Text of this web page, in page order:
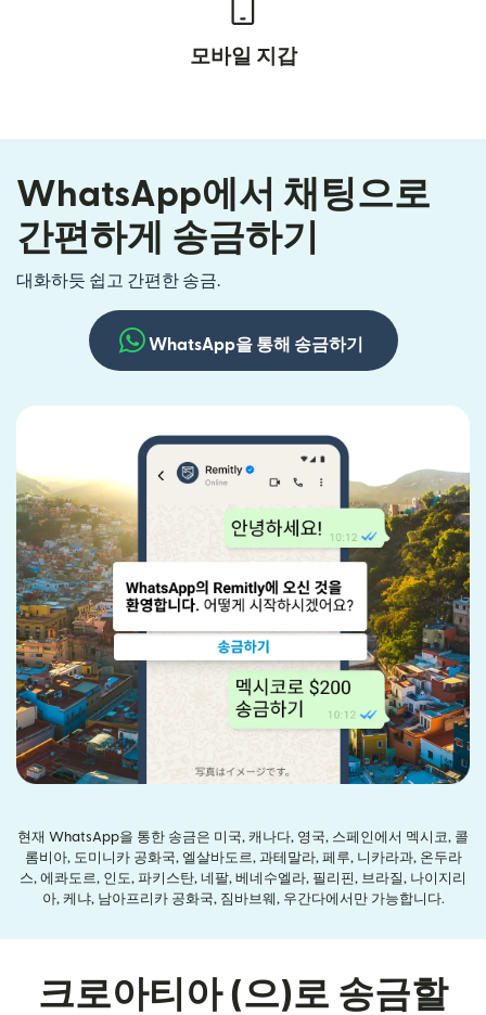
모바일 지갑
WhatsApp에서 채팅으로
간편하게 송금하기
대화하듯 쉽고 간편한 송금.
WhatsApp을 통해 송금하기
현재 WhatsApp을 통한 송금은 미국, 캐나다, 영국, 스페인에서 멕시코, 콜
롬비아, 도미니카 공화국, 엘살바도르, 과테말라, 페루, 니카라과, 온두라
스, 에콰도르, 인도, 파키스탄, 네팔, 베네수엘라, 필리핀, 브라질, 나이지리
아, 케냐, 남아프리카 공화국, 짐바브웨, 우간다에서만 가능합니다.
크로아티아 (으)로 송금할